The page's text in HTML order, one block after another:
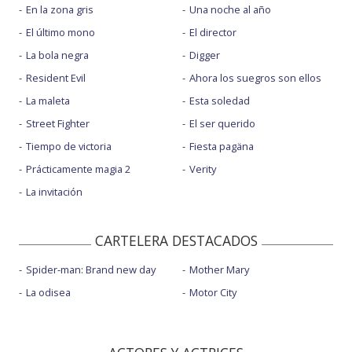
En la zona gris
El último mono
La bola negra
Resident Evil
La maleta
Street Fighter
Tiempo de victoria
Prácticamente magia 2
La invitación
Una noche al año
El director
Digger
Ahora los suegros son ellos
Esta soledad
El ser querido
Fiesta pagäna
Verity
CARTELERA DESTACADOS
Spider-man: Brand new day
La odisea
Mother Mary
Motor City